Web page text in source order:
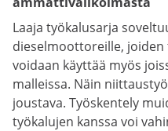
Laaja työkalusarja
dieselmoottoreille, joiden
voidaan käyttää myös
malleissa. Näin
joustava. Työskentely
työkalujen kanssa voi